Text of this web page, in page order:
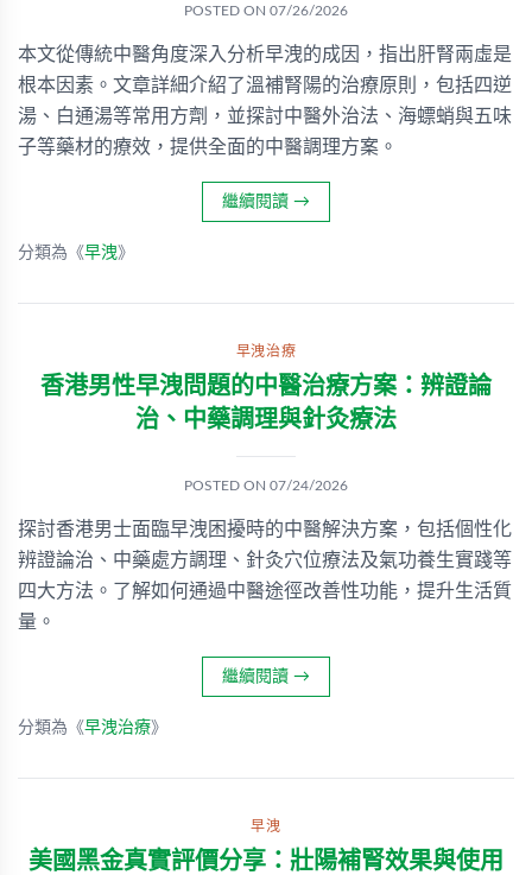
POSTED ON 07/26/2026
本文從傳統中醫角度深入分析早洩的成因，指出肝腎兩虛是
根本因素。文章詳細介紹了溫補腎陽的治療原則，包括四逆
湯、白通湯等常用方劑，並探討中醫外治法、海螵蛸與五味
子等藥材的療效，提供全面的中醫調理方案。
繼續閱讀 →
分類為《早洩》
早洩治療
香港男性早洩問題的中醫治療方案：辨證論
治、中藥調理與針灸療法
POSTED ON 07/24/2026
探討香港男士面臨早洩困擾時的中醫解決方案，包括個性化
辨證論治、中藥處方調理、針灸穴位療法及氣功養生實踐等
四大方法。了解如何通過中醫途徑改善性功能，提升生活質
量。
繼續閱讀 →
分類為《早洩治療》
早洩
美國黑金真實評價分享：壯陽補腎效果與使用